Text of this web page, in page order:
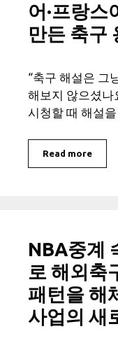
어·프랑스
만든 축구
“축구 해설은 그
해보지 않으셨나
시청할 때 해설
Read more
NBA중계
로 해외축
패턴을 해
사업의 새